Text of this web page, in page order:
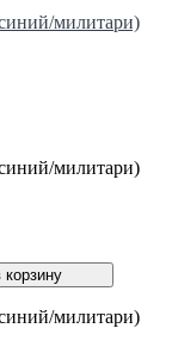
милитари)
милитари)
милитари)